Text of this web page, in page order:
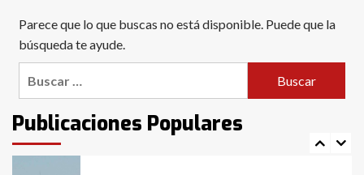
Parece que lo que buscas no está disponible. Puede que la
búsqueda te ayude.
Publicaciones Populares
6
con lluvias y heladas, en gran parte
de la provincia
intentaron evadir a la Policía
fueron detenidos por
comercialización de drogas en la
tarde del sábado